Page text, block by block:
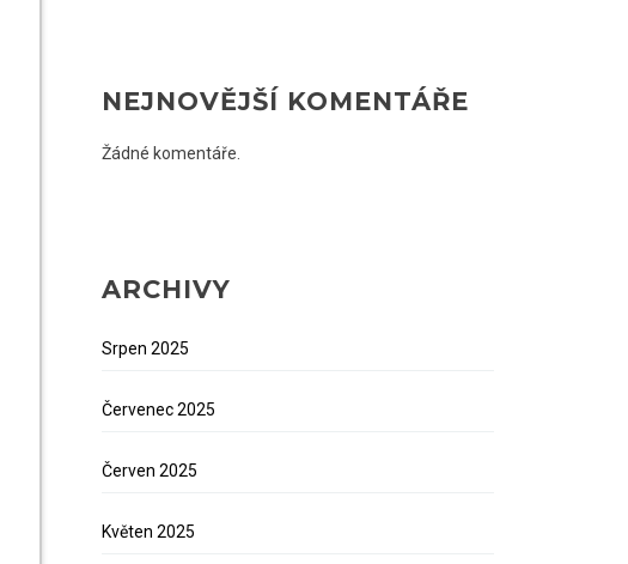
NEJNOVĚJŠÍ KOMENTÁŘE
Žádné komentáře.
ARCHIVY
Srpen 2025
Červenec 2025
Červen 2025
Květen 2025